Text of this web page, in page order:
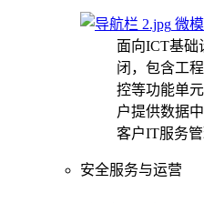
微
面向ICT基础
闭，包含工
控等功能单
户提供数据
客户IT服务管
安全服务与运营